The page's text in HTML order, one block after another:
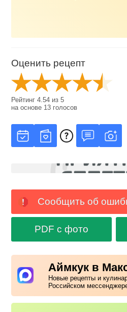
Оценить рецепт
Рейтинг4.54 из5
на основе 13 голосов
Сообщить об
PDF с фото
Аймкук в
Новые рецепты и
Российском